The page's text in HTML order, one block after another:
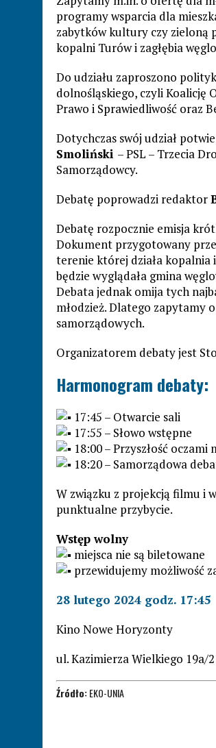
programy wsparcia dla
zabytków kultury czy zieloną
kopalni Turów i zagłębia
Do udziału zaproszono
dolnośląskiego, czyli Koalicję
Prawo i Sprawiedliwość oraz
Dotychczas swój udział
Smoliński – PSL – Trzecia
Samorządowcy.
Debatę poprowadzi redaktor
Debatę rozpocznie emisja
Dokument przygotowany
terenie której działa kopalnia
będzie wyglądała gmina
Debata jednak omija tych
młodzież. Dlatego zapytamy
samorządowych.
Organizatorem debaty jest
Harmonogram debaty:
17:45 – Otwarcie sali
17:55 – Słowo wstępne
18:00 – Przyszłość
18:20 – Samorządowa
W związku z projekcją filmu i
punktualne przybycie.
Wstęp wolny
miejsca nie są biletowane
przewidujemy możliwość
28 lutego 2024 godz. 17:45
Kino Nowe Horyzonty
ul. Kazimierza Wielkiego 19a/
Źródło:EKO-UNIA